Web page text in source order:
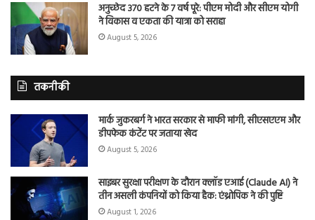
अनुच्छेद 370 हटने के 7 वर्ष पूरे: पीएम मोदी और सीएम योगी
ने विकास व एकता की यात्रा को सराहा
August 5, 2026
तकनीकी
मार्क जुकरबर्ग ने भारत सरकार से माफी मांगी, सीएसएएम और
डीपफेक कंटेंट पर जताया खेद
August 5, 2026
साइबर सुरक्षा परीक्षण के दौरान क्लॉड एआई (Claude AI) ने
तीन असली कंपनियों को किया हैक: एंथ्रोपिक ने की पुष्टि
August 1, 2026